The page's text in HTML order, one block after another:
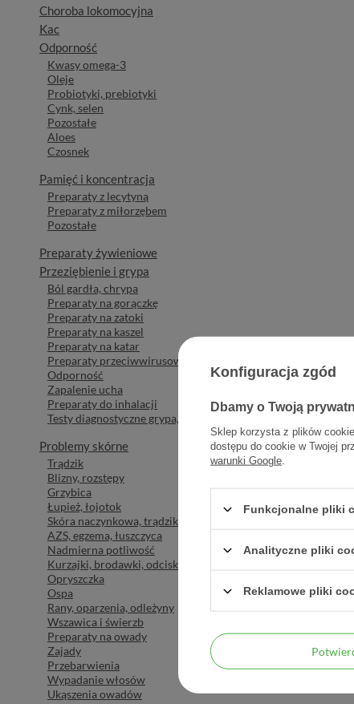
Choroba lokomocyjna
Kac
Odporność
Kwasy omega-3
Oleje
Probiotyki, prebiotyki
Cynk, selen
Pozostałe
Aloes
Czosnek
Pamięć i koncentracja
Preparaty z lecytyną
Preparaty z miłorzębem
Pozostałe
Preparaty żywieniowe
Przeziębienie i grypa
Ból gardła, chrypa
Preparaty na gorączkę
Preparaty na zatoki
Preparaty na kaszel
Preparaty na katar
Preparaty przeciwwirusowe
Odporność
Zapalenie ucha
Preparaty do inhalacji
Testy diagnostyczne grypa, RSV, Covid-19
Problemy skórne
Trądzik
Blizny, rozstępy
Grzybica
Łupież, łojotok
Skóra naczynkowa, trądzik różowaty
AZS, egzema, łuszczyca
Nadmierna potliwość
Kurzajki, brodawki, odciski
Opryszczka
Ospa
Rany, oparzenia, odleżyny
Wszawica i świerzb
Preparaty na owady
Zajady
Przebarwienia
Wypadanie włosów
Ukąszenia owadów
Konfiguracja zgód
Dbamy o Twoją
Sklep korzysta z plików
dostępu do cookie w Twojej
warunki Google
Funkcjonalne pliki
Analityczne pliki
Reklamowe pliki